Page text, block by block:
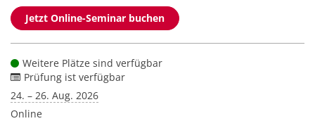
Jetzt Online-Seminar buchen
Weitere Plätze sind verfügbar
Prüfung ist verfügbar
24. – 26. Aug. 2026
Online